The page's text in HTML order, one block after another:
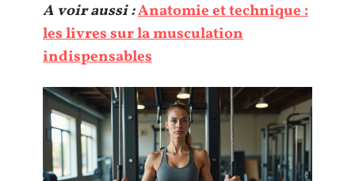
A voir aussi :Anatomie et technique :
les livres sur la musculation
indispensables